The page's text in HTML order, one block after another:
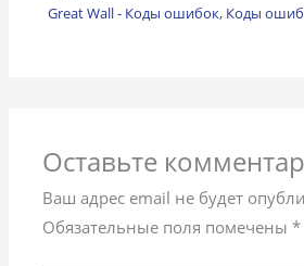
Great Wall - Коды ошибок, Коды
Оставьте
Ваш адрес email не будет
Обязательные поля помечены*